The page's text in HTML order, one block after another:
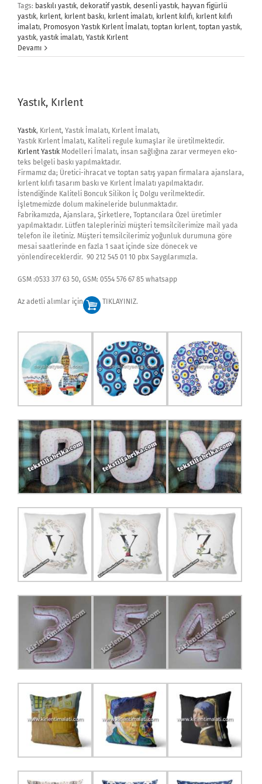
Tags: baskılı yastık, dekoratif yastık, desenli yastık, hayvan figürlü
yastık, kırlent, kırlent baskı, kırlent imalatı, kırlent kılıfı, kırlent kılıfı
imalatı, Promosyon Yastık Kırlent İmalatı, toptan kırlent, toptan yastık,
yastık, yastık imalatı, Yastık Kırlent
Devamı
Yastık, Kırlent
Yastık, Kırlent, Yastık İmalatı, Kırlent İmalatı,
Yastık Kırlent İmalatı, Kaliteli regule kumaşlar ile üretilmektedir.
Kırlent Yastık Modelleri İmalatı, insan sağlığına zarar vermeyen eko-
teks belgeli baskı yapılmaktadır.
Firmamız da; Üretici-ihracat ve toptan satış yapan firmalara ajanslara,
kırlent kılıfı tasarım baskı ve Kırlent İmalatı yapılmaktadır.
İstendiğinde Kaliteli Boncuk Silikon İç Dolgu verilmektedir.
İşletmemizde dolum makineleride bulunmaktadır.
Fabrikamızda, Ajanslara, Şirketlere, Toptancılara Özel üretimler
yapılmaktadır. Lütfen taleplerinizi müşteri temsilcilerimize mail yada
telefon ile iletiniz. Müşteri temsilcilerimiz yoğunluk durumuna göre
mesai saatlerinde en fazla 1 saat içinde size dönecek ve
yönlendireceklerdir. 90 212 545 01 10 pbx Saygılarımızla.
GSM :0533 377 63 50, GSM: 0554 576 67 85 whatsapp
Az adetli alımlar için TIKLAYINIZ.